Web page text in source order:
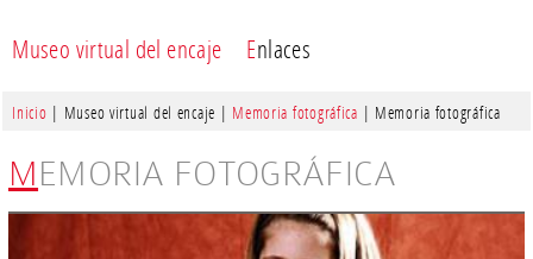
Museo virtual del encaje Enlaces
Inicio | Museo virtual del encaje | Memoria fotográfica | Memoria fotográfica
MEMORIA FOTOGRÁFICA